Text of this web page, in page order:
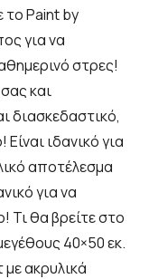
το Paint by
για να
στρες!
και
διασκεδαστικό,
ιδανικό για
αποτέλεσμα
για να
Τι θα βρείτε στο
40×50 εκ.
ακρυλικά